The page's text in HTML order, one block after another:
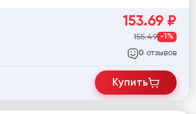
153.69 ₽
155.49 -1%
0 отзывов
Купить